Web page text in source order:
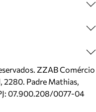
ZZAB Comércio
2280. Padre Mathias,
07.900.208/0077-04